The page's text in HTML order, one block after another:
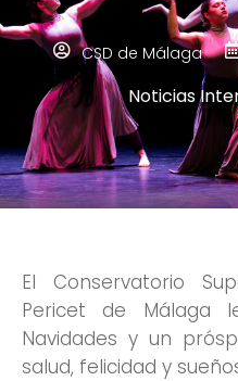
CSD de Málaga
Noticias
El Conservatorio
Pericet de Málaga
Navidades y un
salud, felicidad y